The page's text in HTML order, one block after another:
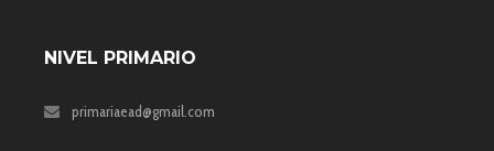
NIVEL PRIMARIO
primariaead@gmail.com